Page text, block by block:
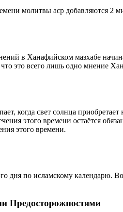
молитвы аср добавляются 2
в Ханафийском мазхабе
что это всего лишь одно мнение
когда свет солнца
этого времени остаётся
этого времени.
дня по исламскому календарю.
Предосторожностями